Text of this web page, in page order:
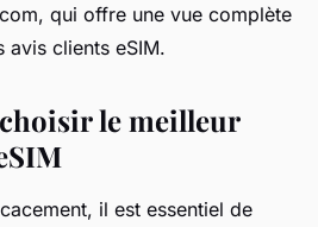
qui offre une vue complète
avis clients eSIM.
le meilleur
il est essentiel de